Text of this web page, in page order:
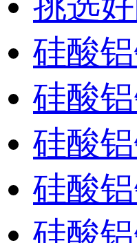
硅酸
硅酸
硅酸
硅酸
硅酸